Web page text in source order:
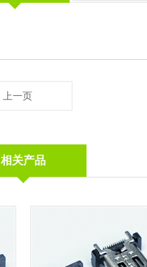
上一页
相关产品